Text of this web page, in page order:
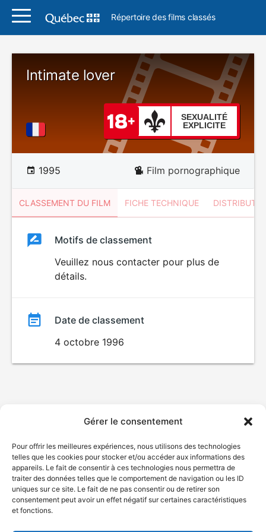
Gérer le consentement
Pour offrir les meilleures expériences, nous utilisons des technologies
telles que les cookies pour stocker et/ou accéder aux informations des
appareils. Le fait de consentir à ces technologies nous permettra de
traiter des données telles que le comportement de navigation ou les ID
uniques sur ce site. Le fait de ne pas consentir ou de retirer son
consentement peut avoir un effet négatif sur certaines caractéristiques
et fonctions.
Répertoire des films classés
Intimate lover
SEXUALITÉ
EXPLICITE
1995 Film pornographique
CLASSEMENT DU FILM FICHE TECHNIQUE
ClassementClassement
SEXUALITÉ
Motifs de classement
Veuillez nous contacter pour plus de
détails.
Date de classement
4 octobre 1996